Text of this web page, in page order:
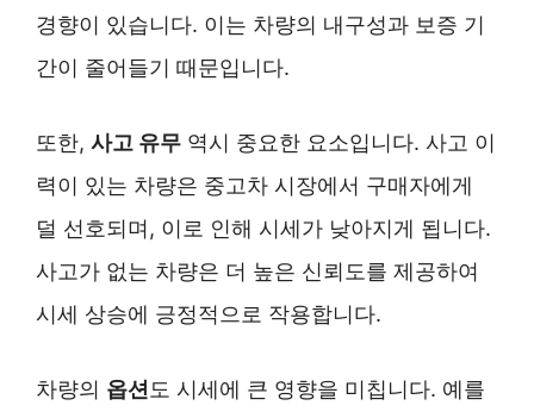
경향이 있습니다. 이는 차량의 내구성과 보증 기
간이 줄어들기 때문입니다.
또한, 사고 유무 역시 중요한 요소입니다. 사고 이
력이 있는 차량은 중고차 시장에서 구매자에게
덜 선호되며, 이로 인해 시세가 낮아지게 됩니다.
사고가 없는 차량은 더 높은 신뢰도를 제공하여
시세 상승에 긍정적으로 작용합니다.
차량의 옵션 도 시세에 큰 영향을 미칩니다. 예를